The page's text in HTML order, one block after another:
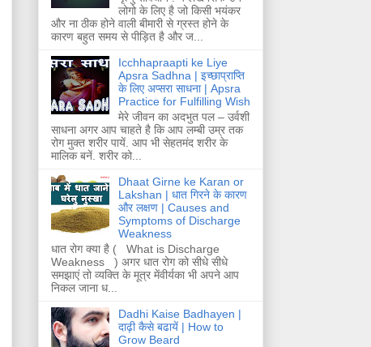
लोगो के लिए है जो किसी भयंकर
और ना ठीक होने वाली बीमारी से ग्रस्त होने के
कारण बहुत समय से पीड़ित है और ज...
Icchhapraapti ke Liye
Apsra Sadhna | इच्छाप्राप्ति
के लिए अप्सरा साधना | Apsra
Practice for Fulfilling Wish
मेरे जीवन का अदभुत पल – उर्वशी
साधना अगर आप चाहते है कि आप लम्बी उम्र तक
रोग मुक्त शरीर पायें. आप भी सेहतमंद शरीर के
मालिक बनें. शरीर को...
Dhaat Girne ke Karan or
Lakshan | धात गिरने के कारण
और लक्षण | Causes and
Symptoms of Discharge
Weakness
धात रोग क्या है ( What is Discharge
Weakness ) अगर धात रोग को सीधे सीधे
समझाएं तो व्यक्ति के मूत्र मेंवीर्यका भी अपने आप
निकल जाना ध...
Dadhi Kaise Badhayen |
दाढ़ी कैसे बढायें | How to
Grow Beard